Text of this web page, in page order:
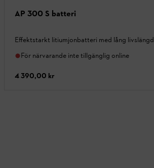
AP 300 S batteri
Effektstarkt litiumjonbatteri med lång livslängd
För närvarande inte tillgänglig online
4 390,00 kr